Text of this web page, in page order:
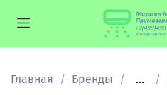
Главная Бренды ...